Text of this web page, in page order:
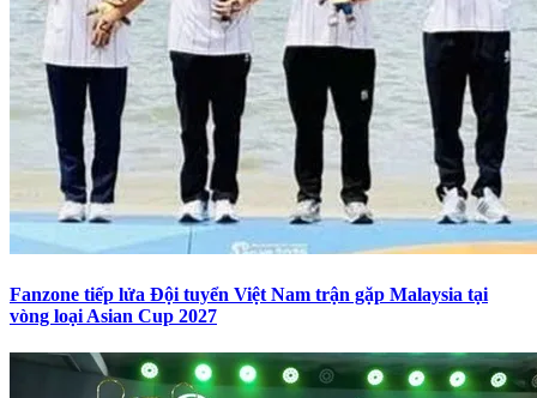
Fanzone tiếp lửa Đội tuyển Việt Nam trận gặp Malaysia tại
vòng loại Asian Cup 2027